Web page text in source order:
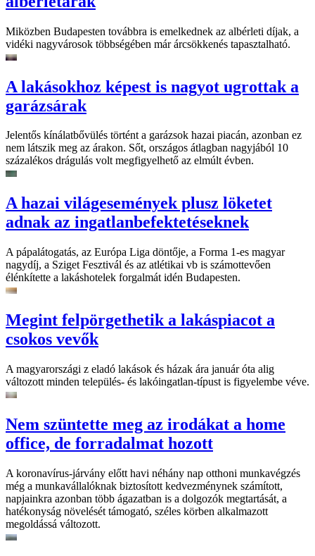
Miközben Budapesten továbbra is emelkednek az albérleti díjak, a
vidéki nagyvárosok többségében már árcsökkenés tapasztalható.
A lakásokhoz képest is nagyot ugrottak a
garázsárak
Jelentős kínálatbővülés történt a garázsok hazai piacán, azonban ez
nem látszik meg az árakon. Sőt, országos átlagban nagyjából 10
százalékos drágulás volt megfigyelhető az elmúlt évben.
A hazai világesemények plusz löketet
adnak az ingatlanbefektetéseknek
A pápalátogatás, az Európa Liga döntője, a Forma 1-es magyar
nagydíj, a Sziget Fesztivál és az atlétikai vb is számottevően
élénkítette a lakáshotelek forgalmát idén Budapesten.
Megint felpörgethetik a lakáspiacot a
csokos vevők
A magyarországi z eladó lakások és házak ára január óta alig
változott minden település- és lakóingatlan-típust is figyelembe véve.
Nem szüntette meg az irodákat a home
office, de forradalmat hozott
A koronavírus-járvány előtt havi néhány nap otthoni munkavégzés
még a munkavállalóknak biztosított kedvezménynek számított,
napjainkra azonban több ágazatban is a dolgozók megtartását, a
hatékonyság növelését támogató, széles körben alkalmazott
megoldássá változott.